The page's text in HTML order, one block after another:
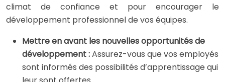
climat de confiance et pour encourager le
développement professionnel de vos équipes.
Mettre en avant les nouvelles opportunités de
développement :Assurez-vous que vos employés
sont informés des possibilités d’apprentissage qui